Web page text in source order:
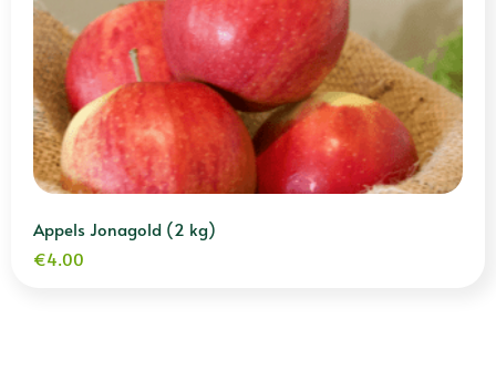
Appels Jonagold (2 kg)
€4.00